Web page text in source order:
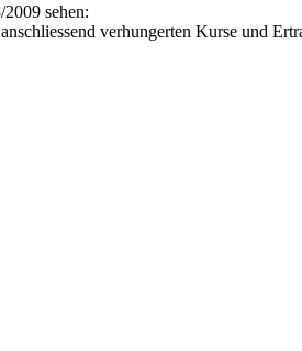
sehen:
verhungerten Kurse und